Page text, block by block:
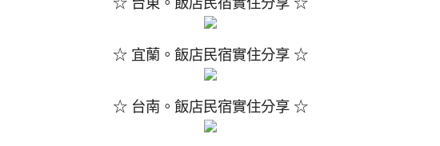
☆ 台東。飯店民宿實住分享 ☆
☆ 宜蘭。飯店民宿實住分享 ☆
☆ 台南。飯店民宿實住分享 ☆